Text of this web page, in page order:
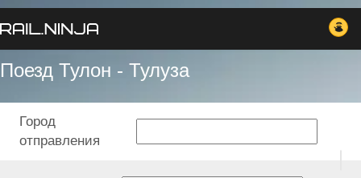
Поезд Тулон - Тулуза
Город
отправления